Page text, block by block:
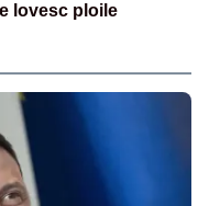
lovesc ploile